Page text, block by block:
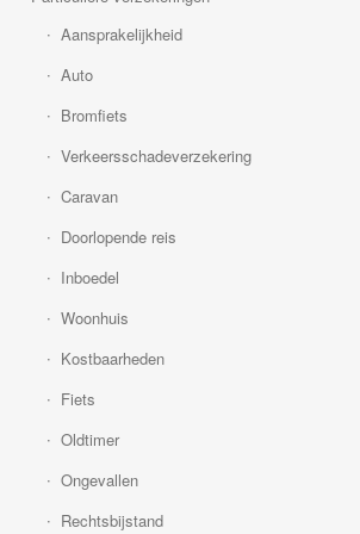
Aansprakelijkheid
Auto
Bromfiets
Verkeersschadeverzekering
Caravan
Doorlopende reis
Inboedel
Woonhuis
Kostbaarheden
Fiets
Oldtimer
Ongevallen
Rechtsbijstand